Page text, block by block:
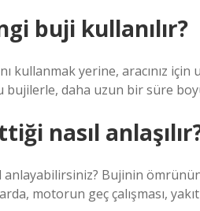
buji kullanılır?
kullanmak yerine, aracınız
bujilerle, daha uzun bir süre
nasıl
Bujinin
motorun geç çalışması,